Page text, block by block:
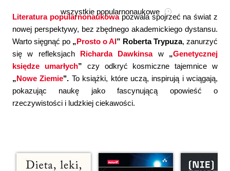
Literatura popularnonaukowapozwala spojrzeć na świat z
nowej perspektywy, bez zbędnego akademickiego dystansu.
Warto sięgnąć po „Prosto o AI” Roberta Trypuza, zanurzyć
się w refleksjach Richarda Dawkinsaw „Genetycznej
księdze umarłych” czy odkryć kosmiczne tajemnice w
„Nowe Ziemie". To książki, które uczą, inspirują i wciągają,
pokazując naukę jako fascynującą opowieść o
rzeczywistości i ludzkiej ciekawości.
wszystkie popularnonaukowe